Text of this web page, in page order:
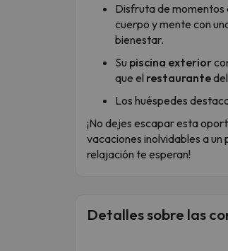
Disfruta de momentos
cuerpo y mente con
bienestar.
Su piscina exterior
que el restaurante
Los huéspedes
¡No dejes escapar esta
vacaciones inolvidables a un
relajación te esperan!
Detalles sobre las